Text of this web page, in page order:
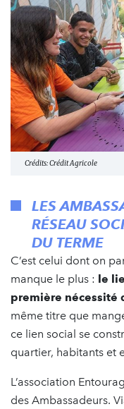
Crédits: Crédit Agricole
LES
RÉSEAU
DU TERME
C’est celui dont on
manque le plus : le
première nécessité
même titre que
ce lien social se
quartier, habitants et
L’association
des Ambassadeurs.